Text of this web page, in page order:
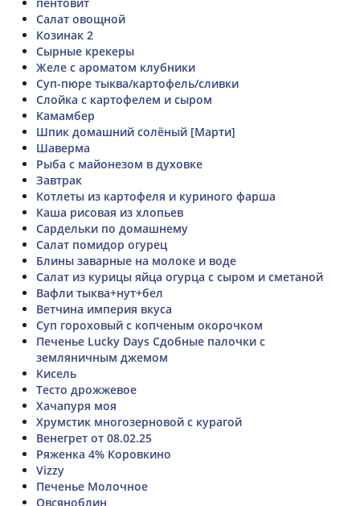
Салат овощной
Козинак 2
Сырные крекеры
Желе с ароматом клубники
Суп-пюре тыква/картофель/сливки
Слойка с картофелем и сыром
Камамбер
Шпик домашний солёный [Марти]
Шаверма
Рыба с майонезом в духовке
Завтрак
Котлеты из картофеля и куриного фарша
Каша рисовая из хлопьев
Сардельки по домашнему
Салат помидор огурец
Блины заварные на молоке и воде
Салат из курицы яйца огурца с сыром и сметаной
Вафли тыква+нут+бел
Ветчина империя вкуса
Суп гороховый с копченым окорочком
Печенье Lucky Days Сдобные палочки с
земляничным джемом
Кисель
Тесто дрожжевое
Хачапуря моя
Хрумстик многозерновой с курагой
Венегрет от 08.02.25
Ряженка 4% Коровкино
Vizzy
Печенье Молочное
Овсяноблин